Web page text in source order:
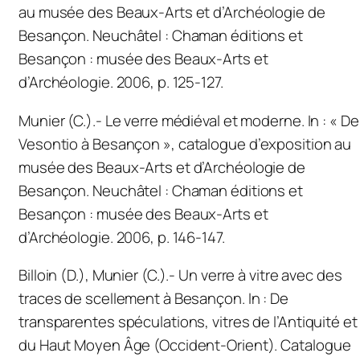
au musée des Beaux-Arts et d’Archéologie de
Besançon. Neuchâtel : Chaman éditions et
Besançon : musée des Beaux-Arts et
d’Archéologie. 2006, p. 125-127.
Munier (C.).- Le verre médiéval et moderne. In : « De
Vesontioà Besançon », catalogue d’exposition au
musée des Beaux-Arts et d’Archéologie de
Besançon. Neuchâtel : Chaman éditions et
Besançon : musée des Beaux-Arts et
d’Archéologie. 2006, p. 146-147.
Billoin (D.), Munier (C.).- Un verre à vitre avec des
traces de scellement à Besançon. In : De
transparentes spéculations, vitres de l’Antiquité et
du Haut Moyen Âge (Occident-Orient).Catalogue